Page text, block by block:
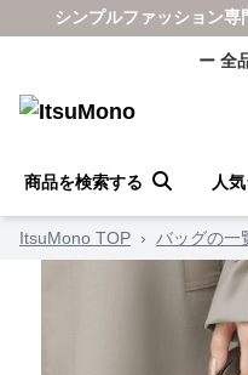
シンプルファッション
ー 全
商品を検索する 人
ItsuMono TOP › バッグの一